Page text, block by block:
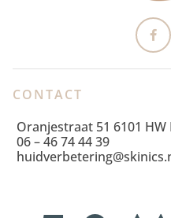
CONTACT
Oranjestraat 51 6101 HW
06 – 46 74 44 39